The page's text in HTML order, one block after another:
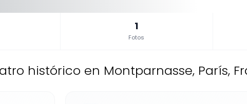
1
Fotos
histórico en Montparnasse, París,